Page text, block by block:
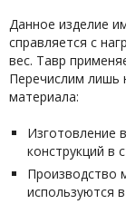
Данное изделие
справляется с
вес. Тавр
Перечислим лишь
материала:
Изготовление
конструкций в
Производство
используются